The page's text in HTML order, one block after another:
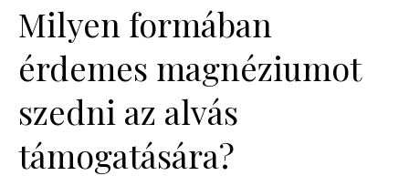
Milyen formában
érdemes magnéziumot
szedni az alvás
támogatására?